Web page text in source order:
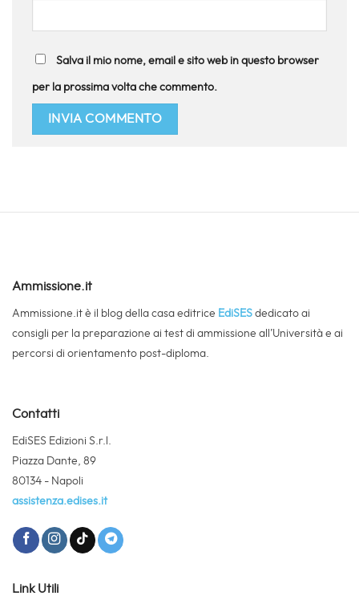
Salva il mio nome, email e sito web in questo browser
per la prossima volta che commento.
Ammissione.it
Ammissione.it è il blog della casa editrice EdiSES dedicato ai
consigli per la preparazione ai test di ammissione all’Università e ai
percorsi di orientamento post-diploma.
Contatti
EdiSES Edizioni S.r.l.
Piazza Dante, 89
80134 - Napoli
assistenza.edises.it
Link Utili